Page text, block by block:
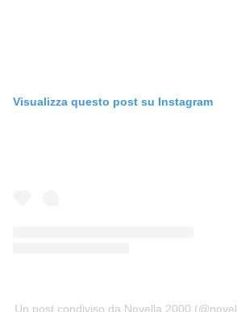
Visualizza questo post su Instagram
Un post condiviso da Novella 2000